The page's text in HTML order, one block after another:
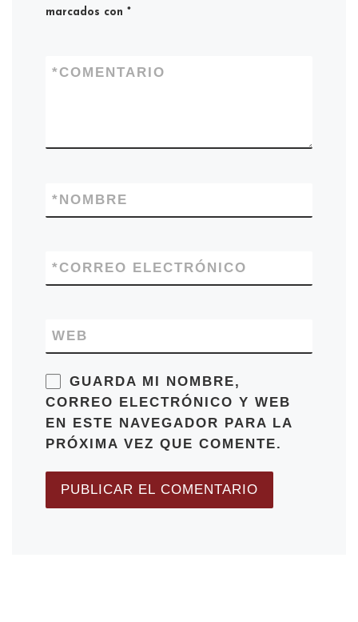
marcados con*
COMENTARIO
*
NOMBRE
*
CORREO ELECTRÓNICO
*
WEB
GUARDA MI NOMBRE,
CORREO ELECTRÓNICO Y WEB
EN ESTE NAVEGADOR PARA LA
PRÓXIMA VEZ QUE COMENTE.